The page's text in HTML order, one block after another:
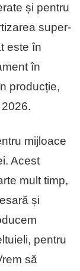
și pentru
super-
este în
în
producție,
mijloace
Acest
mult timp,
și
pentru
să